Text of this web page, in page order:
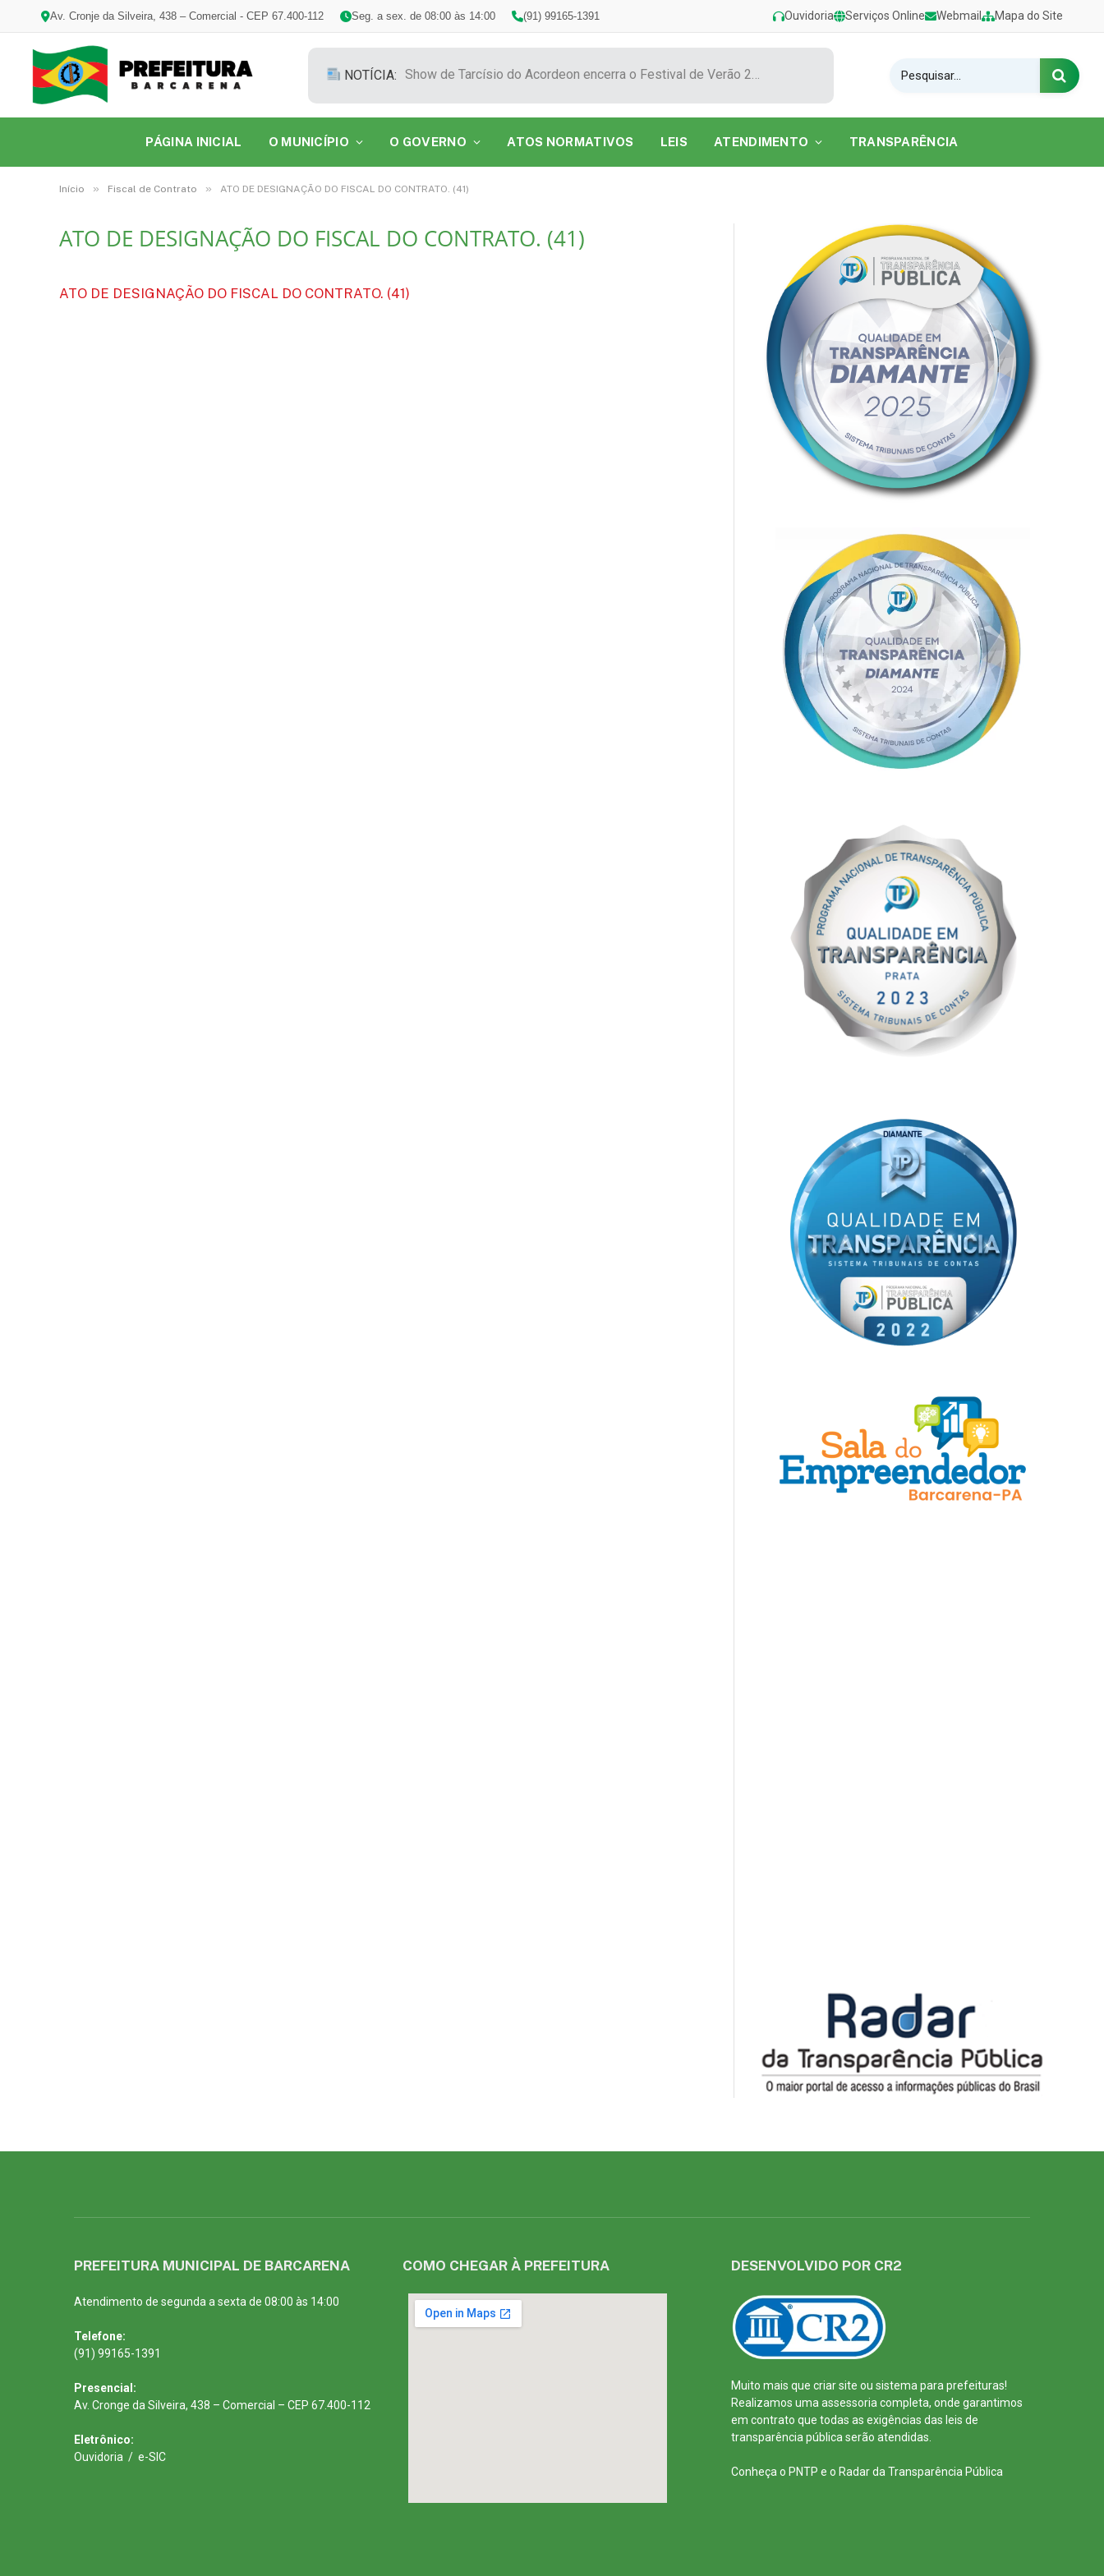
Av. Cronje da Silveira, 438 – Comercial - CEP 67.400-112 Seg. a sex. de 08:00 às 14:00 (91) 99165-1391 Ouvidoria Serviços Online Webmail Mapa do Site
NOTÍCIA: Show de Tarcísio do Acordeon encerra o Festival de Verão 2026 na Praia do Caripi
PÁGINA INICIAL O MUNICÍPIO O GOVERNO ATOS NORMATIVOS LEIS ATENDIMENTO TRANSPARÊNCIA
Início » Fiscal de Contrato » ATO DE DESIGNAÇÃO DO FISCAL DO CONTRATO. (41)
ATO DE DESIGNAÇÃO DO FISCAL DO CONTRATO. (41)
ATO DE DESIGNAÇÃO DO FISCAL DO CONTRATO. (41)
PREFEITURA MUNICIPAL DE BARCARENA
Atendimento de segunda a sexta de 08:00 às 14:00
Telefone:
(91) 99165-1391
Presencial:
Av. Cronge da Silveira, 438 – Comercial – CEP 67.400-112
Eletrônico:
Ouvidoria / e-SIC
COMO CHEGAR À PREFEITURA DESENVOLVIDO POR CR2
Muito mais que criar site ou sistema para prefeituras!
Realizamos uma assessoria completa, onde garantimos
em contrato que todas as exigências das leis de
transparência pública serão atendidas.
Conheça o PNTP e o Radar da Transparência Pública